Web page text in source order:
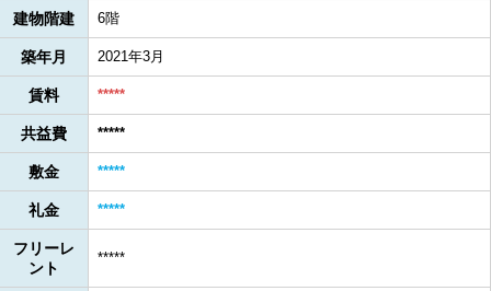
建物階建 6階
築年月 2021年3月
賃料 *****
共益費 *****
敷金 *****
礼金 *****
フリーレ
ント
*****